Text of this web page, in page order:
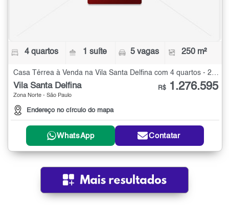
4 quartos 1 suíte 5 vagas 250 m²
Casa Térrea à Venda na Vila Santa Delfina com 4 quartos - 250 m²
Vila Santa Delfina
Zona Norte - São Paulo
Endereço no círculo do mapa
R$ 1.276.595
WhatsApp Contatar